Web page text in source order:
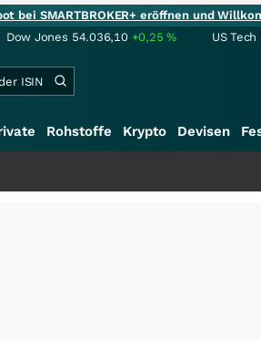
bei SMARTBROKER+ eröffnen und
Dow Jones 54.036,10 +0,25% US Tech
Rohstoffe Krypto Devisen